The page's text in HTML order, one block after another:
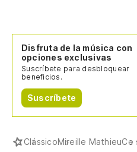
Disfruta de la música con
opciones exclusivas
Suscríbete para desbloquear
beneficios.
Suscríbete
ClássicoMireille MathieuCe